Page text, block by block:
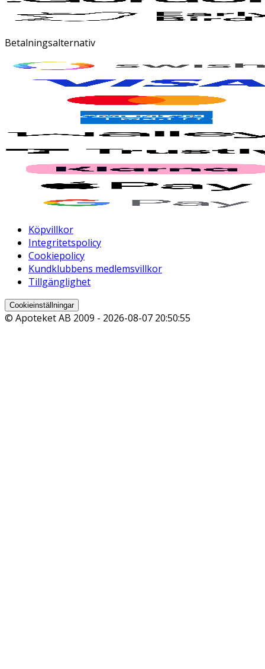
Betalningsalternativ
Köpvillkor
Integritetspolicy
Cookiepolicy
Kundklubbens medlemsvillkor
Tillgänglighet
Cookieinställningar
© Apoteket AB 2009 - 2026-08-07 20:50:55